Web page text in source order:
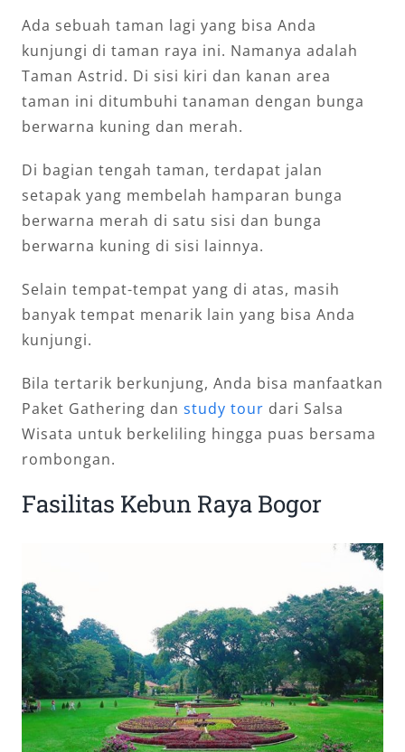
Ada sebuah taman lagi yang bisa Anda
kunjungi di taman raya ini. Namanya adalah
Taman Astrid. Di sisi kiri dan kanan area
taman ini ditumbuhi tanaman dengan bunga
berwarna kuning dan merah.
Di bagian tengah taman, terdapat jalan
setapak yang membelah hamparan bunga
berwarna merah di satu sisi dan bunga
berwarna kuning di sisi lainnya.
Selain tempat-tempat yang di atas, masih
banyak tempat menarik lain yang bisa Anda
kunjungi.
Bila tertarik berkunjung, Anda bisa manfaatkan
Paket Gathering dan study tour dari Salsa
Wisata untuk berkeliling hingga puas bersama
rombongan.
Fasilitas Kebun Raya Bogor